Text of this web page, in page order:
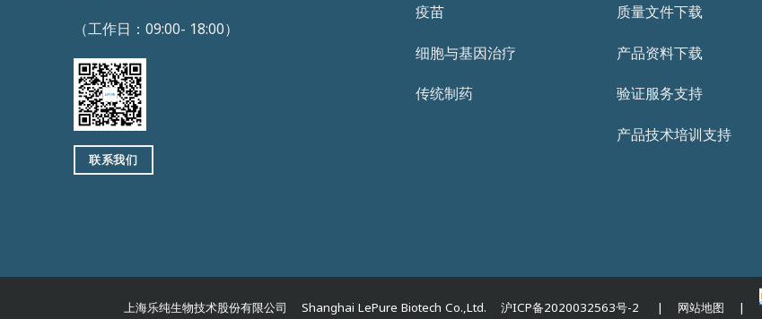
（工作日：09:00- 18:00）
联系我们
疫苗
细胞与基因治疗
传统制药
质量文件下载
产品资料下载
验证服务支持
产品技术培训支持
上海乐纯生物技术股份有限公司 Shanghai LePure Biotech Co.,Ltd. 沪ICP备2020032563号-2 | 网站地图 |